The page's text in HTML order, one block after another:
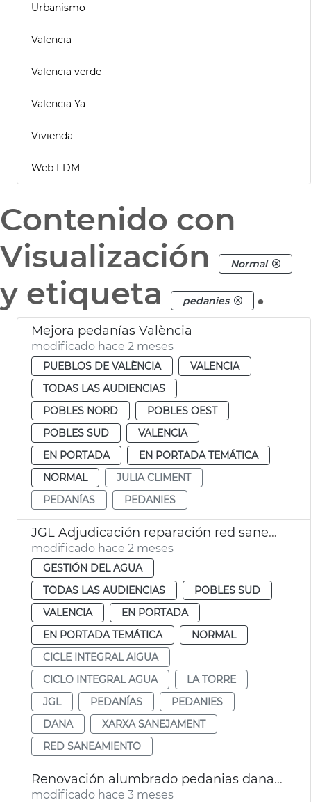
Urbanismo
Valencia
Valencia verde
Valencia Ya
Vivienda
Web FDM
Contenido con
Visualización
Normal
y etiqueta pedanies .
Mejora pedanías València
modificado hace 2 meses
PUEBLOS DE VALÈNCIA
VALENCIA
TODAS LAS AUDIENCIAS
POBLES NORD
POBLES OEST
POBLES SUD
VALENCIA
EN PORTADA
EN PORTADA TEMÁTICA
NORMAL
JULIA CLIMENT
PEDANÍAS
PEDANIES
JGL Adjudicación reparación red saneamiento La Torre
modificado hace 2 meses
GESTIÓN DEL AGUA
TODAS LAS AUDIENCIAS
POBLES SUD
VALENCIA
EN PORTADA
EN PORTADA TEMÁTICA
NORMAL
CICLE INTEGRAL AIGUA
CICLO INTEGRAL AGUA
LA TORRE
JGL
PEDANÍAS
PEDANIES
DANA
XARXA SANEJAMENT
RED SANEAMIENTO
Renovación alumbrado pedanias dana València
modificado hace 3 meses